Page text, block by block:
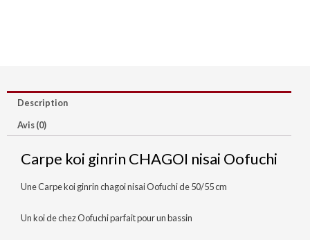
Description
Avis (0)
Carpe koi ginrin CHAGOI nisai Oofuchi
Une Carpe koi ginrin chagoi nisai Oofuchi de 50/55 cm
Un koi de chez Oofuchi parfait pour un bassin